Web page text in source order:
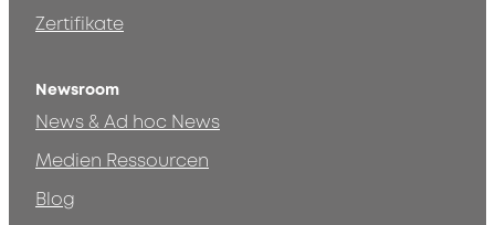
Zertifikate
Newsroom
News & Ad hoc News
Medien Ressourcen
Blog